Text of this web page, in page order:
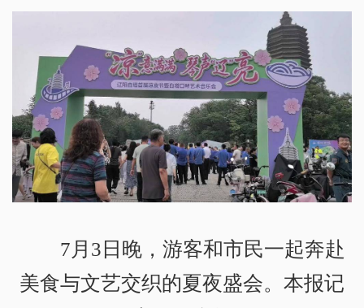
7月3日晚，游客和市民一起奔赴
美食与文艺交织的夏夜盛会。本报记